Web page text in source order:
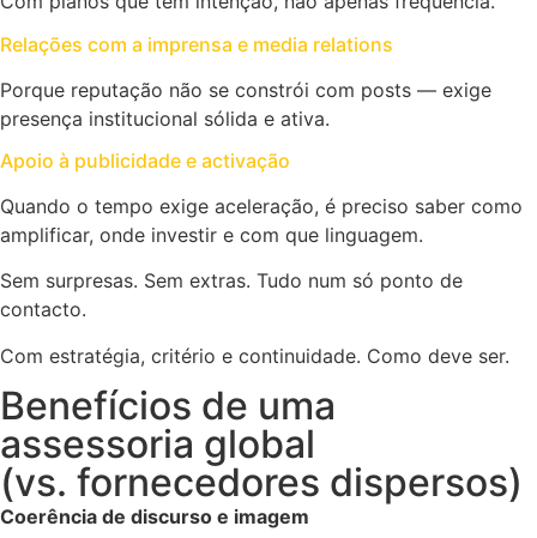
Relações com a imprensa e media relations
Porque reputação não se constrói com posts — exige
presença institucional sólida e ativa.
Apoio à publicidade e activação
Quando o tempo exige aceleração, é preciso saber como
amplificar, onde investir e com que linguagem.
Sem surpresas. Sem extras. Tudo num só ponto de
contacto.
Com estratégia, critério e continuidade. Como deve ser.
Benefícios de uma
assessoria global
(vs. fornecedores dispersos)
Coerência de discurso e imagem